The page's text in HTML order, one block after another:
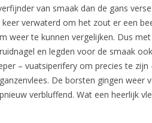
van smaak dan de gans
verwaterd om het zout er een
weer te kunnen vergelijken. Dus
en legden voor de smaak
– vuatsiperifery om precies te zijn
De borsten gingen weer
verbluffend. Wat een heerlijk